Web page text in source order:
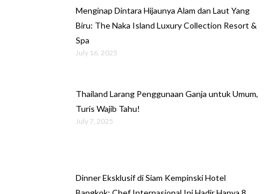
Menginap Dintara Hijaunya Alam dan Laut Yang
Biru: The Naka Island Luxury Collection Resort &
Spa
July 16, 2025
Thailand Larang Penggunaan Ganja untuk Umum,
Turis Wajib Tahu!
July 7, 2025
Dinner Eksklusif di Siam Kempinski Hotel